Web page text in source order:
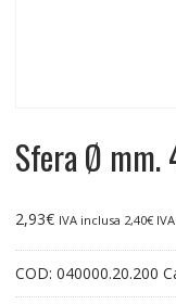
Sfera Ø
2,93€ IVA inclusa 2,40€
COD: 040000.20.200